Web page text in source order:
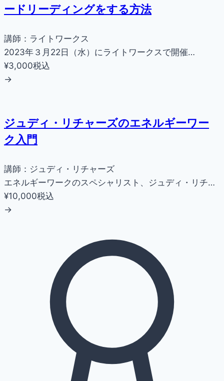
ードリーディングをする方法
講師：ライトワークス
2023年３月22日（水）にライトワークスで開催…
¥3,000税込
→
ジュディ・リチャーズのエネルギーワー
ク入門
講師：ジュディ・リチャーズ
エネルギーワークのスペシャリスト、ジュディ・リチ…
¥10,000税込
→